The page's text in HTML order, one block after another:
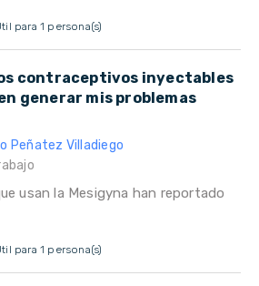
para 1 persona(s)
contraceptivos inyectables
generar mis problemas
Peñatez Villadiego
usan la Mesigyna han reportado
para 1 persona(s)